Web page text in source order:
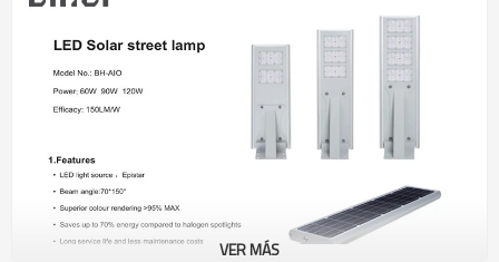
VER MÁS